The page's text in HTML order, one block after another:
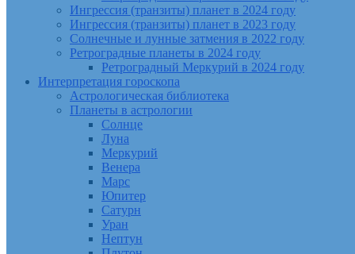
Ингрессия (транзиты) планет в 2024 году
Ингрессия (транзиты) планет в 2023 году
Солнечные и лунные затмения в 2022 году
Ретроградные планеты в 2024 году
Ретроградный Меркурий в 2024 году
Интерпретация гороскопа
Астрологическая библиотека
Планеты в астрологии
Солнце
Луна
Меркурий
Венера
Марс
Юпитер
Сатурн
Уран
Нептун